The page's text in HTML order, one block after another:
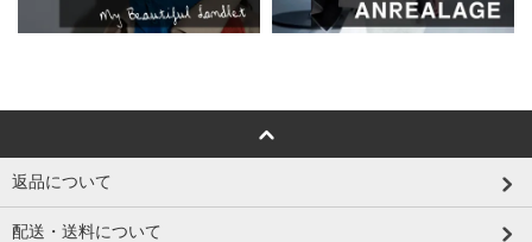
返品について
配送・送料について